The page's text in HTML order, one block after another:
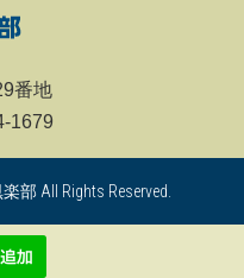
番地
1679
部 All Rights Reserved.